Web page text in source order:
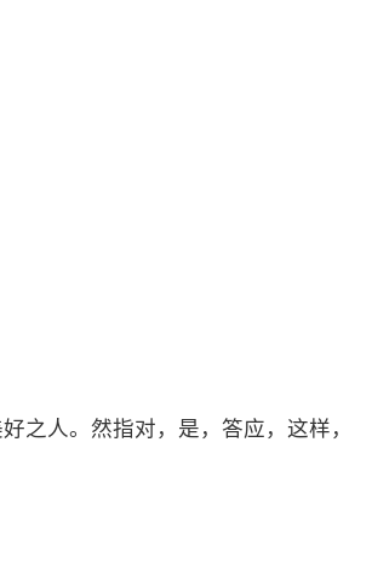
之人。然指对，是，答应，这样，